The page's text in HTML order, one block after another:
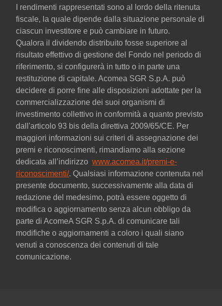
I rendimenti rappresentati sono al lordo della ritenuta
fiscale, la quale dipende dalla situazione personale di
ciascun investitore e può cambiare in futuro.
Qualora il dividendo distribuito fosse superiore al
risultato effettivo di gestione del Fondo nel periodo di
riferimento, si configurerà in tutto o in parte una
restituzione di capitale. Acomea SGR S.p.A. può
decidere di porre fine alle disposizioni adottate per la
commercializzazione dei suoi organismi di
investimento collettivo in conformità a quanto previsto
dall'articolo 93 bis della direttiva 2009/65/CE. Per
maggiori informazioni sui criteri di assegnazione dei
premi e riconoscimenti, rimandiamo alla sezione
dedicata all’indirizzo www.acomea.it/premi-e-
riconoscimenti/. Qualsiasi informazione contenuta nel
presente documento, successivamente alla data di
redazione del medesimo, potrà essere oggetto di
modifica o aggiornamento senza alcun obbligo da
parte di AcomeA SGR S.p.A. di comunicare tali
modifiche o aggiornamenti a coloro i quali siano
venuti a conoscenza dei contenuti di tale
comunicazione.